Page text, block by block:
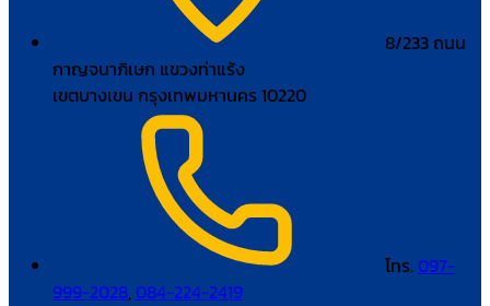
8/233 ถนน
กาญจนาภิเษก แขวงท่าแร้ง
เขตบางเขน กรุงเทพมหานคร 10220
โทร. 097-
999-2028,084-224-2419